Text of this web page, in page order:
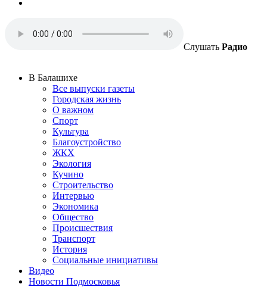
Слушать Радио
В Балашихе
Все выпуски газеты
Городская жизнь
О важном
Спорт
Культура
Благоустройство
ЖКХ
Экология
Кучино
Строительство
Интервью
Экономика
Общество
Происшествия
Транспорт
История
Социальные инициативы
Видео
Новости Подмосковья